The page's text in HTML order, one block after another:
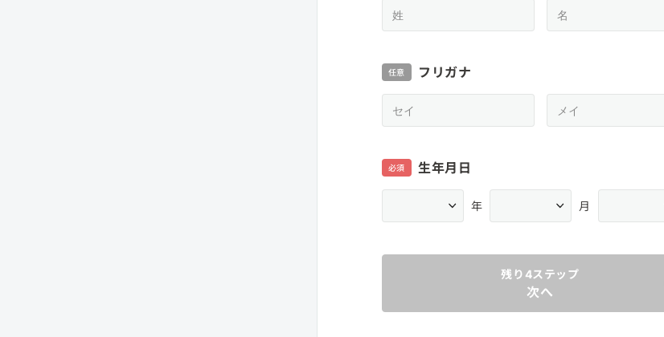
フリガナ
任意
生年月日
必須
年 月
残り4ステップ
次へ